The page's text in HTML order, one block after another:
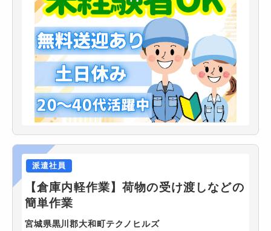
派遣社員
【倉庫内軽作業】荷物の受け渡しなどの
簡単作業
宮城県黒川郡大和町テクノヒルズ